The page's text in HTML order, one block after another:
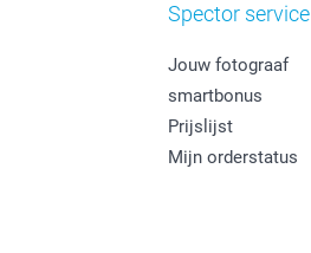
Spector service
Jouw fotograaf
smartbonus
Prijslijst
Mijn orderstatus